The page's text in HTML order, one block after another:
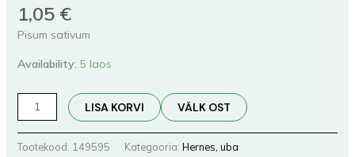
1,05 €
Pisum sativum
Availability: 5 laos
LISA KORVI VÄLK OST
Tootekood: 149595 Kategooria: Hernes, uba